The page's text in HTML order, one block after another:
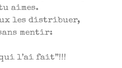
aimes.
les distribuer,
mentir:
qui l’ai fait”!!!